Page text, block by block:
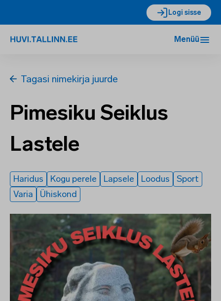
Logi sisse
Menüü
Tagasi nimekirja juurde
Pimesiku Seiklus
Lastele
Haridus Kogu perele Lapsele Loodus
Sport
Varia
Ühiskond